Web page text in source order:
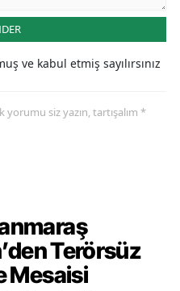
ve kabul etmiş sayılırsınız
siz yazın, tartışalım *
Terörsüz
Mesaisi